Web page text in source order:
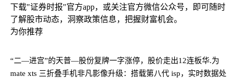
下载"证券时报"官方app，或关注官方微信公众号，即可随时
了解股市动态，洞察政策信息，把握财富机会。
为你推荐
“二—进宫”的天普—股份复牌一字涨停，股价走出12连板华.为
mate xts 三折叠手机非凡影像升级：搭载第八代 isp，实时数据处